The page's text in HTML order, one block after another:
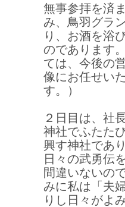
無事参拝を済
み、鳥羽グラ
り、お酒を浴
のであります
ては、今後の
像にお任せい
す。）
２日目は、社
神社でふたた
興す神社であ
日々の武勇伝
間違いないの
みに私は「夫
りし日々がよ